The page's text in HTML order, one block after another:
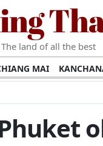
The land of all the best
MAI
LAMPANG
UBON RATCHATHANI
CHUMPHON